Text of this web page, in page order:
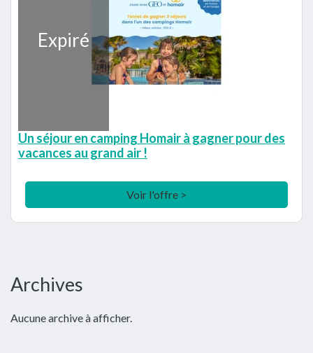
Expiré
Un séjour en camping Homair à gagner pour des
vacances au grand air !
Voir l'offre >
Barre
principale
Archives
Aucune archive à afficher.